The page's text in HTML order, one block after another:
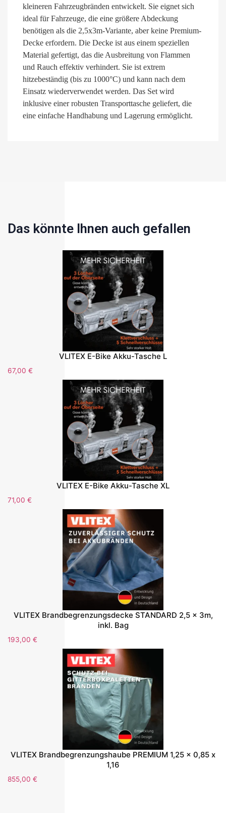
kleineren Fahrzeugbränden entwickelt. Sie eignet sich
ideal für Fahrzeuge, die eine größere Abdeckung
benötigen als die 2,5x3m-Variante, aber keine Premium-
Decke erfordern. Die Decke ist aus einem speziellen
Material gefertigt, das die Ausbreitung von Flammen
und Rauch effektiv verhindert. Sie ist extrem
hitzebeständig (bis zu 1000°C) und kann nach dem
Einsatz wiederverwendet werden. Das Set wird
inklusive einer robusten Transporttasche geliefert, die
eine einfache Handhabung und Lagerung ermöglicht.
Das könnte Ihnen auch gefallen
VLITEX E-Bike Akku-Tasche L
67,00 €
VLITEX E-Bike Akku-Tasche XL
71,00 €
VLITEX Brandbegrenzungsdecke STANDARD 2,5 x 3m,
inkl. Bag
193,00 €
VLITEX Brandbegrenzungshaube PREMIUM 1,25 x 0,85 x
1,16
855,00 €